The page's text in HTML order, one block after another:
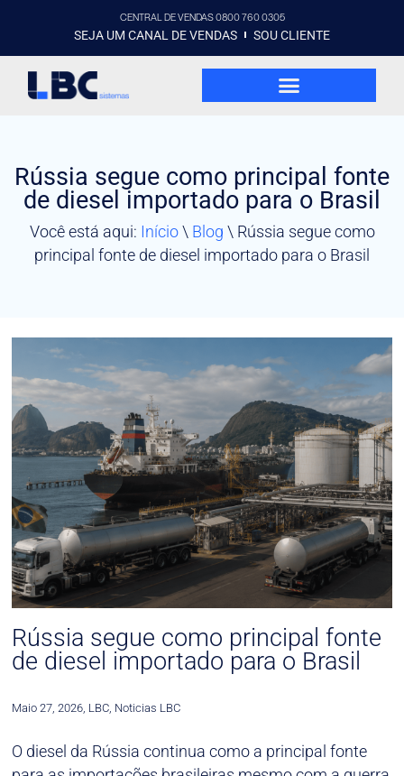
CENTRAL DE VENDAS 0800 760 0305
SEJA UM CANAL DE VENDAS SOU CLIENTE
Rússia segue como principal fonte
de diesel importado para o Brasil
Você está aqui: Início\ Blog \ Rússia segue como
principal fonte de diesel importado para o Brasil
Rússia segue como principal fonte
de diesel importado para o Brasil
Maio 27, 2026, LBC, Noticias LBC
O diesel da Rússia continua como a principal fonte